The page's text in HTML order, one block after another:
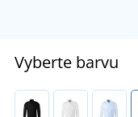
Vyberte barvu